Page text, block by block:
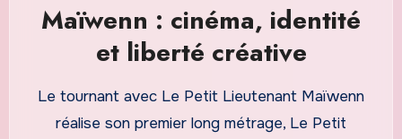
Maïwenn : cinéma, identité
et liberté créative
Le tournant avec Le Petit Lieutenant Maïwenn
réalise son premier long métrage, Le Petit